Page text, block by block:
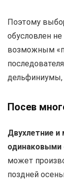
Поэтому
обусловлен
возможным
дельфиниумы,
Посев
Двухлетние и
одинаковыми
может
поздней